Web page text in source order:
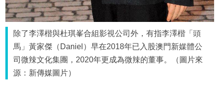
除了李澤楷與杜琪峯合組影視公司外，有指李澤楷「頭
馬」黃家傑（Daniel）早在2018年已入股澳門新媒體公
司微辣文化集團，2020年更成為微辣的董事。（圖片來
源：新傳媒圖片）